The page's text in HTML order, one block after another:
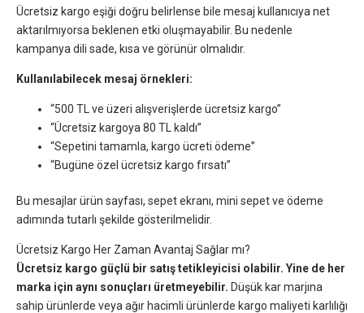
Ücretsiz kargo eşiği doğru belirlense bile mesaj kullanıcıya net
aktarılmıyorsa beklenen etki oluşmayabilir. Bu nedenle
kampanya dili sade, kısa ve görünür olmalıdır.
Kullanılabilecek mesaj örnekleri:
“500 TL ve üzeri alışverişlerde ücretsiz kargo”
“Ücretsiz kargoya 80 TL kaldı”
“Sepetini tamamla, kargo ücreti ödeme”
“Bugüne özel ücretsiz kargo fırsatı”
Bu mesajlar ürün sayfası, sepet ekranı, mini sepet ve ödeme
adımında tutarlı şekilde gösterilmelidir.
Ücretsiz Kargo Her Zaman Avantaj Sağlar mı?
Ücretsiz kargo güçlü bir satış tetikleyicisi olabilir. Yine de her
marka için aynı sonuçları üretmeyebilir. Düşük kar marjına
sahip ürünlerde veya ağır hacimli ürünlerde kargo maliyeti karlılığı